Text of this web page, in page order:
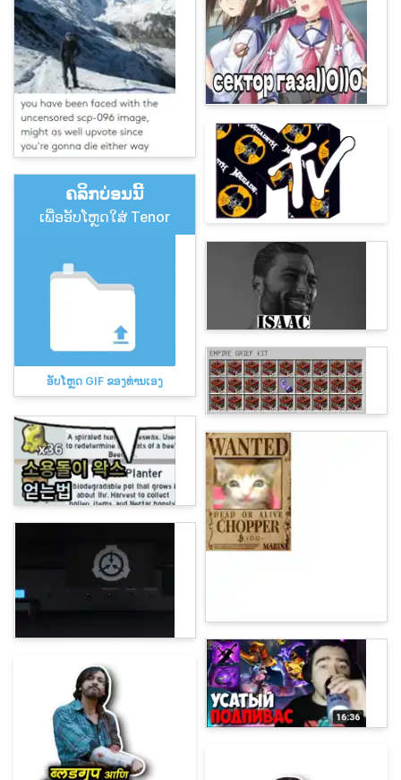
ຄລິກບ່ອນນີ້
ເພື່ອອັບໂຫຼດໃສ່ Tenor
ອັບໂຫຼດ GIF ຂອງທ່ານເອງ